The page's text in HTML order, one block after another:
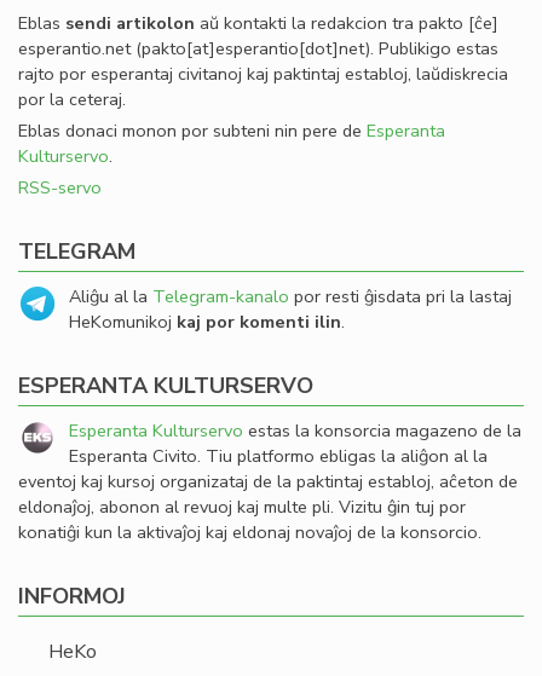
Eblas sendi artikolon aŭ kontakti la redakcion tra pakto [ĉe]
esperantio.net(pakto[at]esperantio[dot]net). Publikigo estas
rajto por esperantaj civitanoj kaj paktintaj establoj, laŭdiskrecia
por la ceteraj.
Eblas donaci monon por subteni nin pere de Esperanta
Kulturservo.
RSS-servo
TELEGRAM
Aliĝu al la Telegram-kanalo por resti ĝisdata pri la lastaj
HeKomunikoj kaj por komenti ilin.
ESPERANTA KULTURSERVO
Esperanta Kulturservo estas la konsorcia magazeno de la
Esperanta Civito. Tiu platformo ebligas la aliĝon al la
eventoj kaj kursoj organizataj de la paktintaj establoj, aĉeton de
eldonaĵoj, abonon al revuoj kaj multe pli. Vizitu ĝin tuj por
konatiĝi kun la aktivaĵoj kaj eldonaj novaĵoj de la konsorcio.
INFORMOJ
HeKo